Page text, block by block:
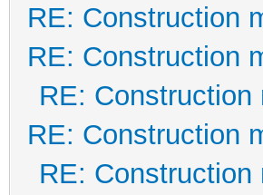
RE: Construction
RE: Construction
RE:
RE: Construction
RE: